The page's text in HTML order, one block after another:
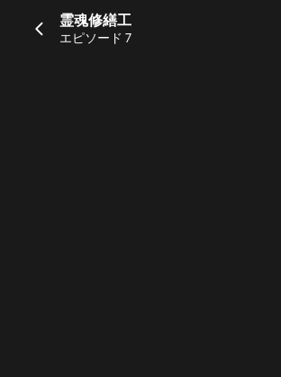
霊魂修繕工
エピソード 7